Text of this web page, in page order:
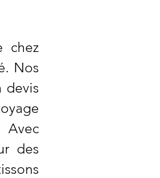
chez
Nos
devis
Avec
des